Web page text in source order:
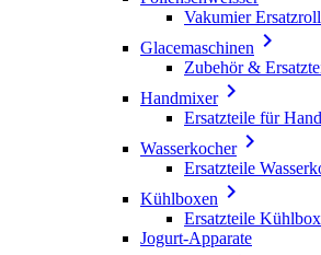
Vakumier
Glacemaschinen 
Zubehör &
Handmixer
Ersatzteile für
Wasserkocher
Ersatzteile
Kühlboxen 
Ersatzteile
Jogurt-Apparate